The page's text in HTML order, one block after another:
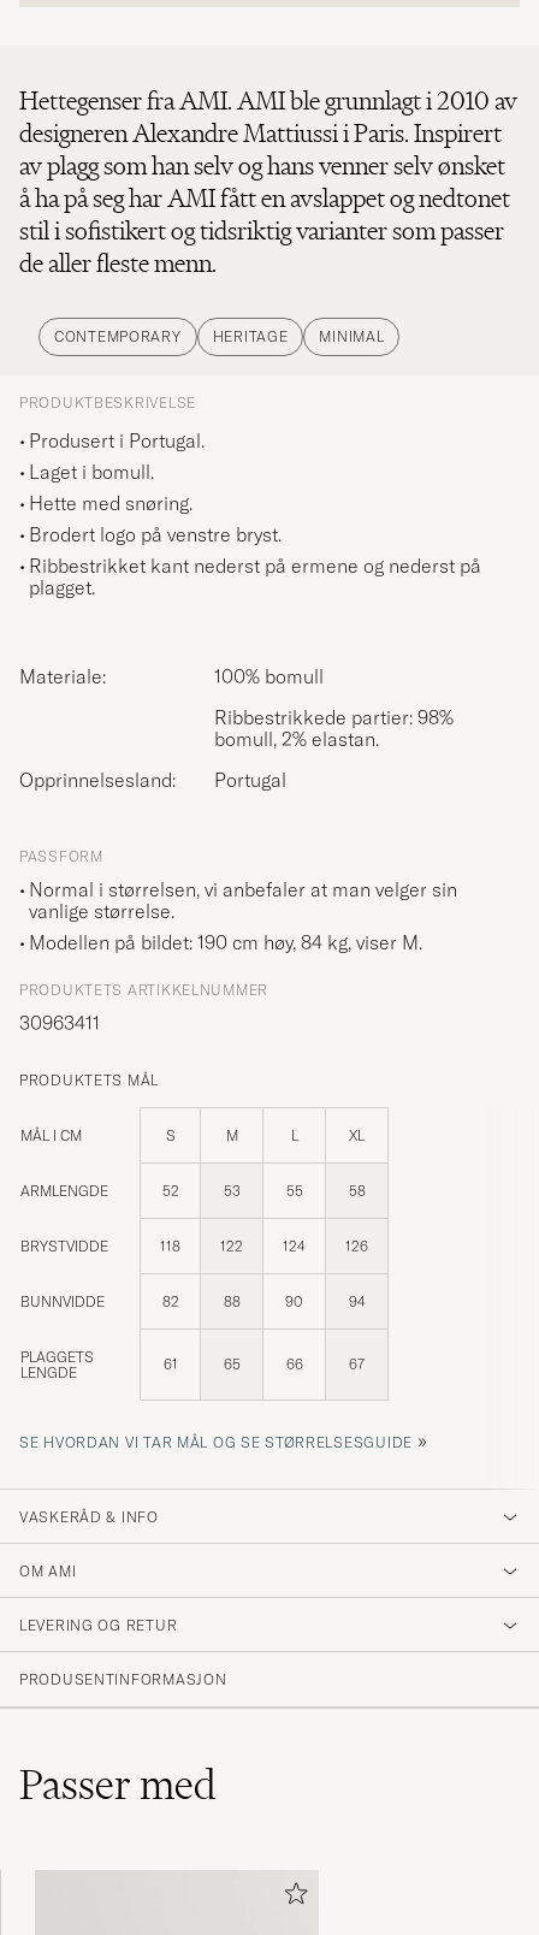
Hettegenser fra AMI. AMI ble grunnlagt i 2010 av
designeren Alexandre Mattiussi i Paris. Inspirert
av plagg som han selv og hans venner selv ønsket
å ha på seg har AMI fått en avslappet og nedtonet
stil i sofistikert og tidsriktig varianter som passer
de aller fleste menn.
CONTEMPORARY HERITAGE MINIMAL
PRODUKTBESKRIVELSE
Produsert i Portugal.
Laget i bomull.
Hette med snøring.
Brodert logo på venstre bryst.
Ribbestrikket kant nederst på ermene og nederst på
plagget.
Materiale:
100% bomull
Ribbestrikkede partier: 98%
bomull, 2% elastan.
Opprinnelsesland:
Portugal
PASSFORM
Normal i størrelsen, vi anbefaler at man velger sin
vanlige størrelse.
Modellen på bildet: 190 cm høy, 84 kg, viser M.
PRODUKTETS ARTIKKELNUMMER
30963411
PRODUKTETS MÅL
MÅL I CM S M L XL
ARMLENGDE 52 53 55 58
BRYSTVIDDE 118 122 124 126
BUNNVIDDE 82 88 90 94
PLAGGETS
LENGDE
61 65 66 67
SE HVORDAN VI TAR MÅL OG SE STØRRELSESGUIDE »
VASKERÅD & INFO
OM AMI
LEVERING OG RETUR
PRODUSENTINFORMASJON
Passer med